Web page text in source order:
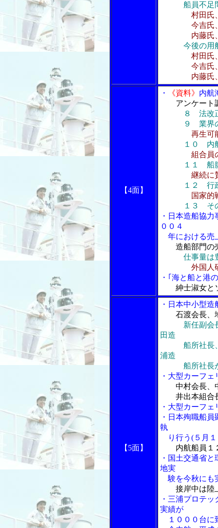
船員不足
村田氏
今吉氏、職
内藤氏、船
今後の用
村田氏
今吉氏、こ
内藤氏、草
【4面】
・ 《資料》 内航
アンケート
８ 法改
９ 業界の課
再生可
１０ 内航総
組合員
１１ 船
継続に賛
１２ 行
国家的戦
１３ そ
・日本造船協
００４
年における売
造船部門の
仕事量は
外国人
・｢海と船と港
紳士淑女と
【5面】
・日本中小型
石渡会長、
新任副会
田造
船所社長、
浦造
船所社長
・大型カーフ
中村会長、
井出本組合長
・大型カーフ
・日本殉職船
執
り行う(５月１
内航船員１
・国土交通省
地実
験を今秋にも
接岸中は陸
・三浦プロテ
実績が
１０００台に